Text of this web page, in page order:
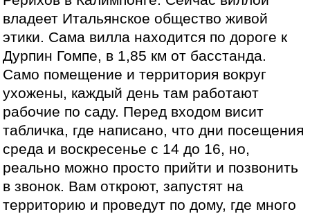
владеет Итальянское общество живой
этики. Сама вилла находится по дороге к
Дурпин Гомпе, в 1,85 км от басстанда.
Само помещение и территория вокруг
ухожены, каждый день там работают
рабочие по саду. Перед входом висит
табличка, где написано, что дни посещения
среда и воскресенье с 14 до 16, но,
реально можно просто прийти и позвонить
в звонок. Вам откроют, запустят на
территорию и проведут по дому, где много